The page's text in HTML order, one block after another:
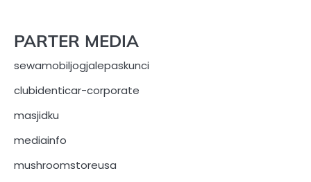
PARTER MEDIA
sewamobiljogjalepaskunci
clubidenticar-corporate
masjidku
mediainfo
mushroomstoreusa